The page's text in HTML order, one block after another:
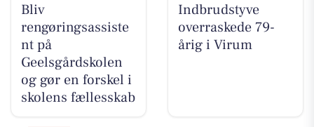
Bliv
rengøringsassiste
nt på
Geelsgårdskolen
og gør en forskel i
skolens fællesskab
Indbrudstyve
overraskede 79-
årig i Virum